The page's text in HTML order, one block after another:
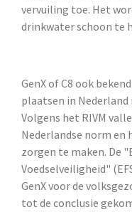
vervuiling toe. Het
drinkwater schoon te
GenX of C8 ook
plaatsen in
Volgens het RIVM
Nederlandse norm en
zorgen te maken. De
Voedselveiligheid"
GenX voor de
tot de conclusie